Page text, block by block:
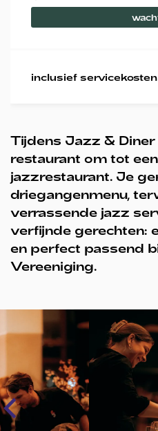
inclusief servicekosten
Tijdens Jazz &
restaurant om tot
jazzrestaurant. Je
driegangenmenu,
verrassende jazz
verfijnde gerechten:
en perfect passend
Vereeniging.